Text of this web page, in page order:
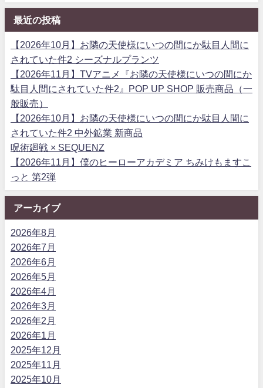
最近の投稿
【2026年10月】お隣の天使様にいつの間にか駄目人間に
されていた件2 シーズナルプランツ
【2026年11月】TVアニメ『お隣の天使様にいつの間にか
駄目人間にされていた件2』POP UP SHOP 販売商品（一
般販売）
【2026年10月】お隣の天使様にいつの間にか駄目人間に
されていた件2 中外鉱業 新商品
呪術廻戦 × SEQUENZ
【2026年11月】僕のヒーローアカデミア ちみけもますこ
っと 第2弾
アーカイブ
2026年8月
2026年7月
2026年6月
2026年5月
2026年4月
2026年3月
2026年2月
2026年1月
2025年12月
2025年11月
2025年10月